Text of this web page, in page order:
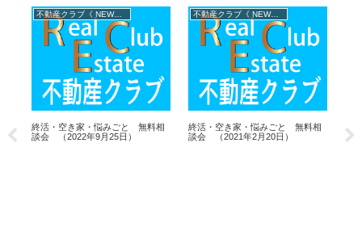
不動産クラブ《 NEWS 》
終活・空き家・悩みごと 無料相
談会 （2022年9月25日）
不動産クラブ《 NEWS 》
終活・空き家・悩みごと 無料相
談会 （2021年2月20日）